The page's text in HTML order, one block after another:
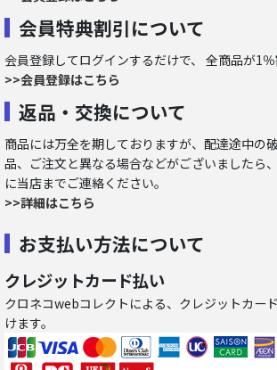
会員特典割引について
会員登録してログインするだけで、 全商品が1％
>>会員登録はこちら
返品・交換について
商品には万全を期しておりますが、配達途中の
品、ご注文と異なる場合などがございましたら
に当店までご連絡ください。
>>詳細はこちら
お支払い方法について
クレジットカード払い
クロネコwebコレクトによる、クレジットカー
けます。